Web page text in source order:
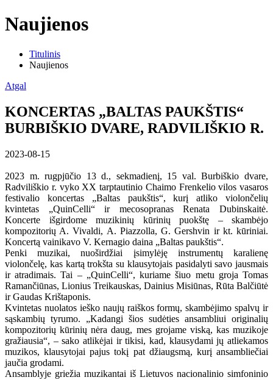
Naujienos
Titulinis
Naujienos
Atgal
KONCERTAS „BALTAS PAUKŠTIS“
BURBIŠKIO DVARE, RADVILIŠKIO R.
2023-08-15
2023 m. rugpjūčio 13 d., sekmadienį, 15 val. Burbiškio dvare,
Radviliškio r. vyko XX tarptautinio Chaimo Frenkelio vilos vasaros
festivalio koncertas „Baltas paukštis“, kurį atliko violončelių
kvintetas „QuinCelli“ ir mecosopranas Renata Dubinskaitė.
Koncerte išgirdome muzikinių kūrinių puokštę – skambėjo
kompozitorių A. Vivaldi, A. Piazzolla, G. Gershvin ir kt. kūriniai.
Koncertą vainikavo V. Kernagio daina „Baltas paukštis“.
Penki muzikai, nuoširdžiai įsimylėję instrumentų karalienę
violončelę, kas kartą trokšta su klausytojais pasidalyti savo jausmais
ir atradimais. Tai – „QuinCelli“, kuriame šiuo metu groja Tomas
Ramančiūnas, Lionius Treikauskas, Dainius Misiūnas, Rūta Balčiūtė
ir Gaudas Krištaponis.
Kvintetas nuolatos ieško naujų raiškos formų, skambėjimo spalvų ir
sąskambių tyrumo. „Kadangi šios sudėties ansambliui originalių
kompozitorių kūrinių nėra daug, mes grojame viską, kas muzikoje
gražiausia“, – sako atlikėjai ir tikisi, kad, klausydami jų atliekamos
muzikos, klausytojai pajus tokį pat džiaugsmą, kurį ansambliečiai
jaučia grodami.
Ansamblyje griežia muzikantai iš Lietuvos nacionalinio simfoninio